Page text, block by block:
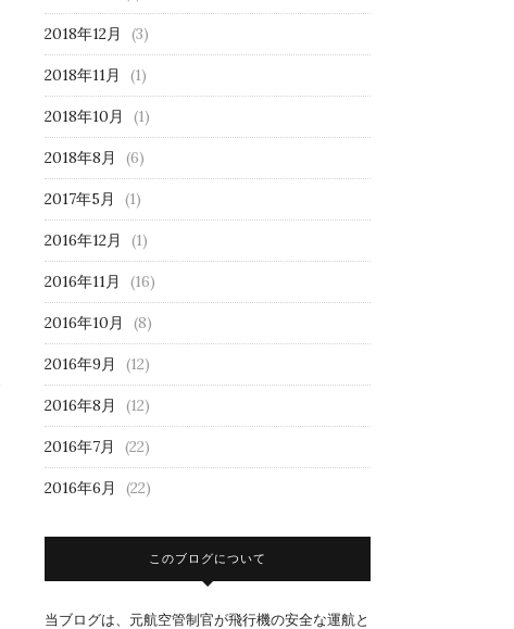
2018年12月 (3)
2018年11月 (1)
2018年10月 (1)
2018年8月 (6)
2017年5月 (1)
2016年12月 (1)
2016年11月 (16)
2016年10月 (8)
2016年9月 (12)
2016年8月 (12)
2016年7月 (22)
2016年6月 (22)
このブログについて
当ブログは、元航空管制官が飛行機の安全な運航と